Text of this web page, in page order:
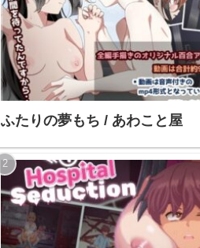
ふたりの夢もち / あわこと屋